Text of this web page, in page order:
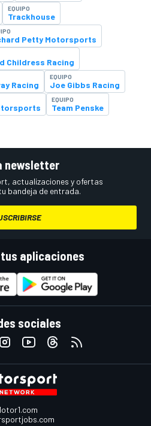
EQUIPO
Trackhouse
Petty Motorsports
Childress Racing
Racing
EQUIPO
Joe Gibbs Racing
EQUIPO
Team Penske
newsletter
actualizaciones y ofertas
bandeja de entrada.
aplicaciones
sociales